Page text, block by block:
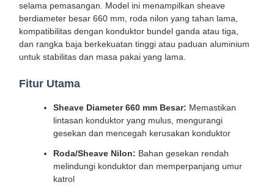
selama pemasangan. Model ini menampilkan sheave
berdiameter besar 660 mm, roda nilon yang tahan lama,
kompatibilitas dengan konduktor bundel ganda atau tiga,
dan rangka baja berkekuatan tinggi atau paduan aluminium
untuk stabilitas dan masa pakai yang lama.
Fitur Utama
Sheave Diameter 660 mm Besar: Memastikan
lintasan konduktor yang mulus, mengurangi
gesekan dan mencegah kerusakan konduktor
Roda/Sheave Nilon: Bahan gesekan rendah
melindungi konduktor dan memperpanjang umur
katrol